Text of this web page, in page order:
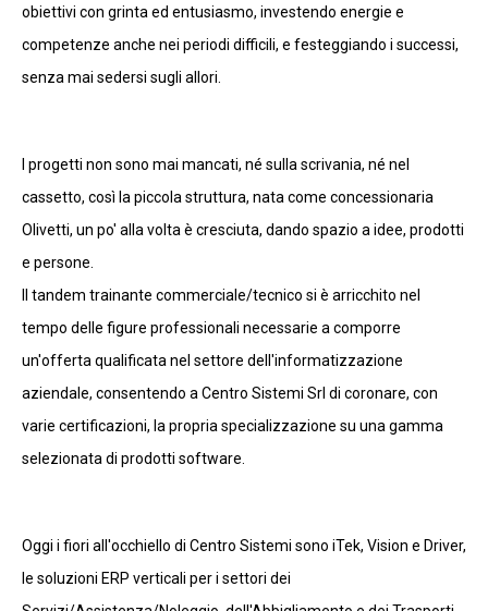
obiettivi con grinta ed entusiasmo, investendo energie e
competenze anche nei periodi difficili, e festeggiando i successi,
senza mai sedersi sugli allori.
I progetti non sono mai mancati, né sulla scrivania, né nel
cassetto, così la piccola struttura, nata come concessionaria
Olivetti, un po' alla volta è cresciuta, dando spazio a idee, prodotti
e persone.
Il tandem trainante commerciale/tecnico si è arricchito nel
tempo delle figure professionali necessarie a comporre
un'offerta qualificata nel settore dell'informatizzazione
aziendale, consentendo a Centro Sistemi Srl di coronare, con
varie certificazioni, la propria specializzazione su una gamma
selezionata di prodotti software.
Oggi i fiori all'occhiello di Centro Sistemi sono iTek, Vision e Driver,
le soluzioni ERP verticali per i settori dei